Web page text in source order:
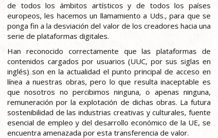
de todos los ámbitos artísticos y de todos los países
europeos, les hacemos un llamamiento a Uds., para que se
ponga fin a la desviación del valor de los creadores hacia una
serie de plataformas digitales.
Han reconocido correctamente que las plataformas de
contenidos cargados por usuarios (UUC, por sus siglas en
inglés) son en la actualidad el punto principal de acceso en
línea a nuestras obras, pero lo que resulta inaceptable es
que nosotros no percibimos ninguna, o apenas ninguna,
remuneración por la explotación de dichas obras. La futura
sostenibilidad de las industrias creativas y culturales, fuente
esencial de empleo y del desarrollo económico de la UE, se
encuentra amenazada por esta transferencia de valor.